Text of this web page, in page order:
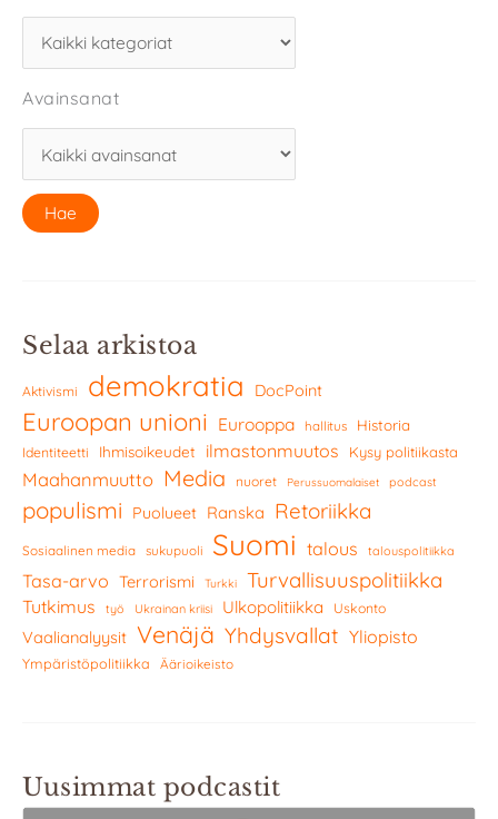
Avainsanat
Selaa arkistoa
Aktivismi demokratia DocPoint
Euroopan unioni Eurooppa hallitus Historia
Identiteetti Ihmisoikeudet ilmastonmuutos Kysy politiikasta
Maahanmuutto Media nuoret Perussuomalaiset podcast
populismi Puolueet Ranska Retoriikka
Sosiaalinen media sukupuoli Suomi talous talouspolitiikka
Tasa-arvo Terrorismi Turkki Turvallisuuspolitiikka
Tutkimus työ Ukrainan kriisi Ulkopolitiikka Uskonto
Vaalianalyysit Venäjä Yhdysvallat Yliopisto
Ympäristöpolitiikka Äärioikeisto
Uusimmat podcastit